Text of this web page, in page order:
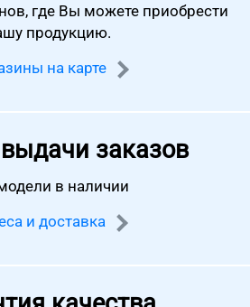
где Вы можете приобрести
продукцию.
на карте
заказов
в наличии
и доставка